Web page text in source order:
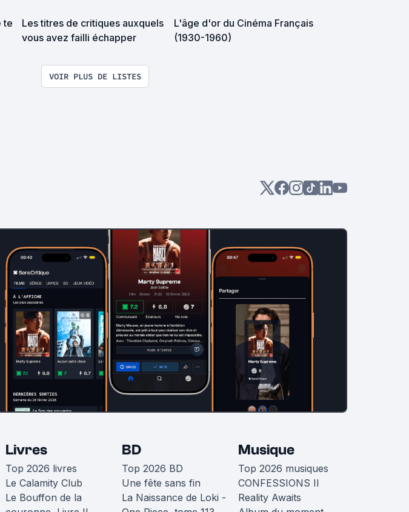
te
Les titres de critiques auxquels
vous avez failli échapper
L'âge d'or du Cinéma Français
(1930-1960)
VOIR PLUS DE LISTES
Livres
Top 2026 livres
Le Calamity Club
Le Bouffon de la
BD
Top 2026 BD
Une fête sans fin
La Naissance de Loki -
Musique
Top 2026 musiques
CONFESSIONS II
Reality Awaits